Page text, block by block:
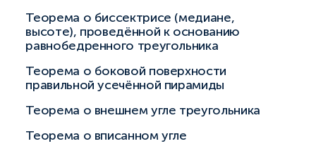
Теорема о биссектрисе (медиане,
высоте), проведённой к основанию
равнобедренного треугольника
Теорема о боковой поверхности
правильной усечённой пирамиды
Теорема о внешнем угле треугольника
Теорема о вписанном угле